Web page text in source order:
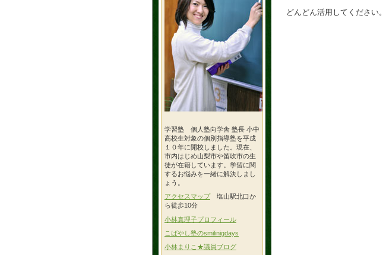
どんどん活用してください。
学習塾 個人塾向学舎 塾長 小中
高校生対象の個別指導塾を平成
１０年に開校しました。現在、
市内はじめ山梨市や笛吹市の生
徒が在籍しています。学習に関
するお悩みを一緒に解決しまし
ょう。
アクセスマップ 塩山駅北口か
ら徒歩10分
小林真理子プロフィール
こばやし塾のsmilinigdays
小林まりこ★議員ブログ